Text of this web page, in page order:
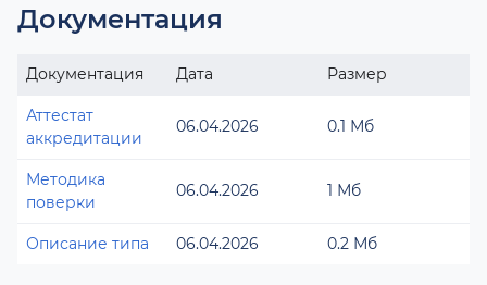
Документация
Документация Дата Размер
Аттестат
аккредитации
06.04.2026 0.1 Мб
Методика
поверки
06.04.2026 1 Мб
Описание типа 06.04.2026 0.2 Мб